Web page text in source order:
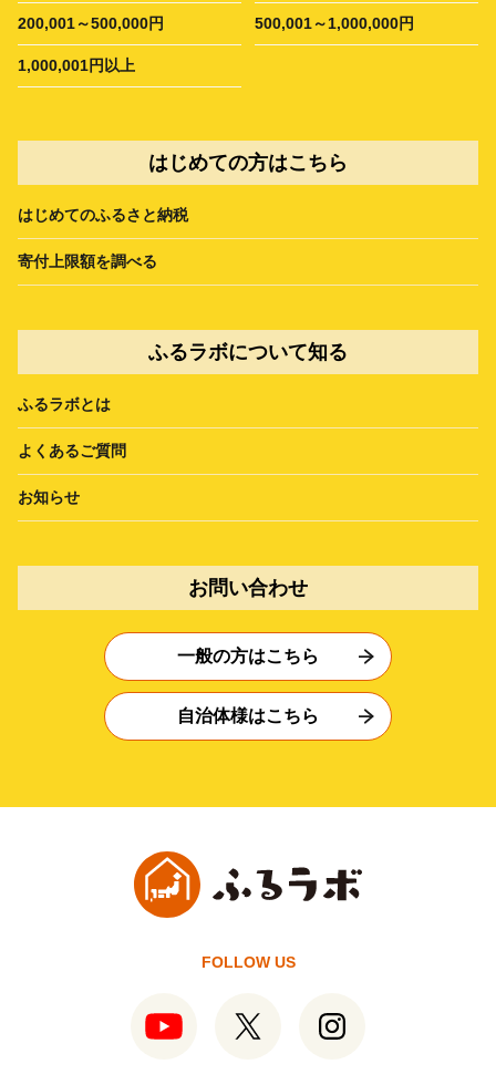
200,001～500,000円 500,001～1,000,000円
1,000,001円以上
はじめての方はこちら
はじめてのふるさと納税
寄付上限額を調べる
ふるラボについて知る
ふるラボとは
よくあるご質問
お知らせ
お問い合わせ
一般の方はこちら
自治体様はこちら
FOLLOW US